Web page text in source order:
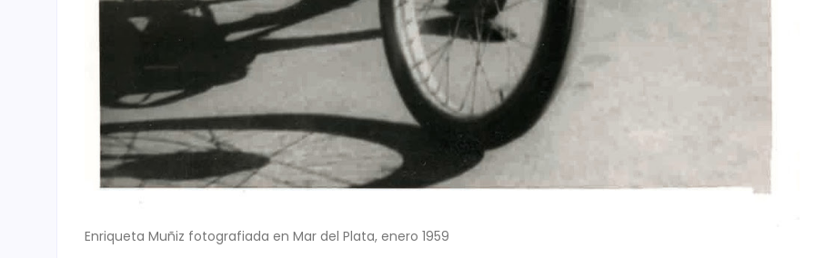
Enriqueta Muñiz fotografiada en Mar del Plata, enero 1959